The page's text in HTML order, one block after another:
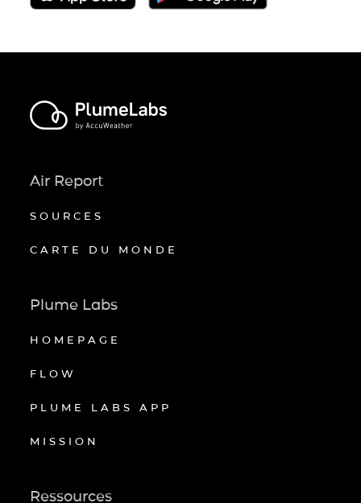
Air Report
SOURCES
CARTE DU MONDE
Plume Labs
HOMEPAGE
FLOW
PLUME LABS APP
MISSION
Ressources